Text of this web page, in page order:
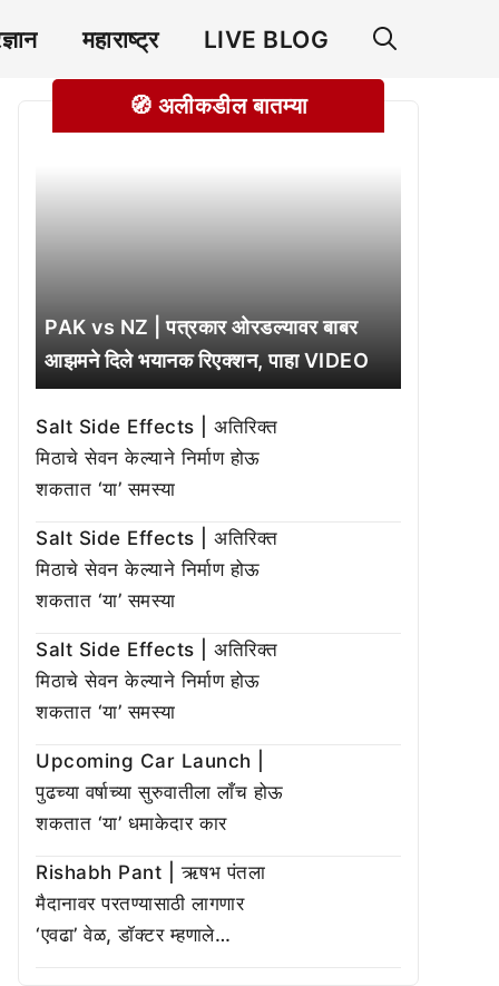
महाराष्ट्र LIVE BLOG
🧭 अलीकडील बातम्या
PAK vs NZ | पत्रकार ओरडल्यावर बाबर
आझमने दिले भयानक रिएक्शन, पाहा VIDEO
Salt Side Effects | अतिरिक्त
मिठाचे सेवन केल्याने निर्माण होऊ
शकतात ‘या’ समस्या
Salt Side Effects | अतिरिक्त
मिठाचे सेवन केल्याने निर्माण होऊ
शकतात ‘या’ समस्या
Salt Side Effects | अतिरिक्त
मिठाचे सेवन केल्याने निर्माण होऊ
शकतात ‘या’ समस्या
Upcoming Car Launch |
पुढच्या वर्षाच्या सुरुवातीला लाँच होऊ
शकतात ‘या’ धमाकेदार कार
Rishabh Pant | ऋषभ पंतला
मैदानावर परतण्यासाठी लागणार
‘एवढा’ वेळ, डॉक्टर म्हणाले…